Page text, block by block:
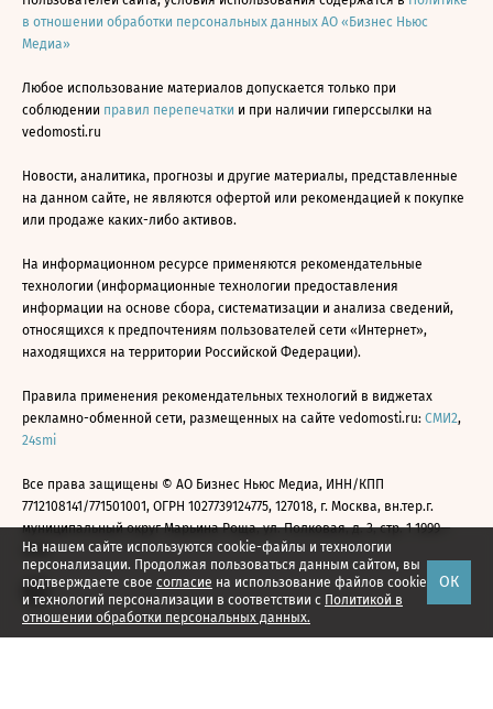
На нашем сайте используются cookie-файлы и технологии
персонализации. Продолжая пользоваться данным сайтом, вы
подтверждаете свое согласие на использование файлов cookie
и технологий персонализации в соответствии с Политикой в
отношении обработки персональных данных.
ОК
в отношении обработки персональных данных АО «Бизнес Ньюс
Медиа»
Любое использование материалов допускается только при
соблюдении правил перепечатки и при наличии гиперссылки на
vedomosti.ru
Новости, аналитика, прогнозы и другие материалы, представленные
на данном сайте, не являются офертой или рекомендацией к покупке
или продаже каких-либо активов.
На информационном ресурсе применяются рекомендательные
технологии (информационные технологии предоставления
информации на основе сбора, систематизации и анализа сведений,
относящихся к предпочтениям пользователей сети «Интернет»,
находящихся на территории Российской Федерации).
Правила применения рекомендательных технологий в виджетах
рекламно-обменной сети, размещенных на сайте vedomosti.ru: СМИ2,
24smi
Все права защищены © АО Бизнес Ньюс Медиа, ИНН/КПП
7712108141/771501001, ОГРН 1027739124775, 127018, г. Москва, вн.тер.г.
муниципальный округ Марьина Роща, ул. Полковая, д. 3, стр. 1 1999—
2026